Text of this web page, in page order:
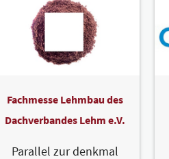
Fachmesse Lehmbau des
Dachverbandes Lehm e.V.
Parallel zur denkmal